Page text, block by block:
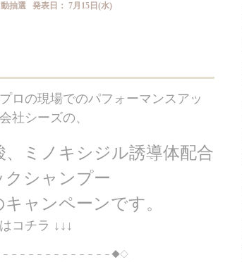
動抽選 発表日： 7月15日(水)
ロの現場でのパフォーマンスアッ
社シーズの、
ミノキシジル誘導体配合
シャンプー
ャンペーンです。
コチラ ↓↓↓
－－－－－－－－－－－－◆◇